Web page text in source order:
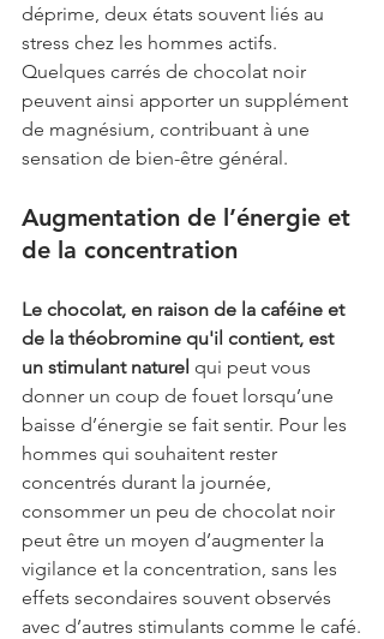
déprime, deux états souvent liés au
stress chez les hommes actifs.
Quelques carrés de chocolat noir
peuvent ainsi apporter un supplément
de magnésium, contribuant à une
sensation de bien-être général.
Augmentation de l’énergie et
de la concentration
Le chocolat, en raison de la caféine et
de la théobromine qu'il contient, est
un stimulant naturel qui peut vous
donner un coup de fouet lorsqu’une
baisse d’énergie se fait sentir. Pour les
hommes qui souhaitent rester
concentrés durant la journée,
consommer un peu de chocolat noir
peut être un moyen d’augmenter la
vigilance et la concentration, sans les
effets secondaires souvent observés
avec d’autres stimulants comme le café.